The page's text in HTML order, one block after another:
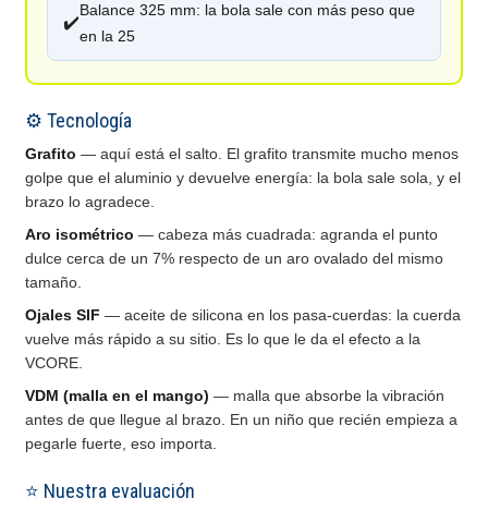
✔️
Balance 325 mm: la bola sale con más peso que
en la 25
⚙️ Tecnología
Grafito — aquí está el salto. El grafito transmite mucho menos
golpe que el aluminio y devuelve energía: la bola sale sola, y el
brazo lo agradece.
Aro isométrico — cabeza más cuadrada: agranda el punto
dulce cerca de un 7% respecto de un aro ovalado del mismo
tamaño.
Ojales SIF — aceite de silicona en los pasa-cuerdas: la cuerda
vuelve más rápido a su sitio. Es lo que le da el efecto a la
VCORE.
VDM (malla en el mango) — malla que absorbe la vibración
antes de que llegue al brazo. En un niño que recién empieza a
pegarle fuerte, eso importa.
⭐ Nuestra evaluación